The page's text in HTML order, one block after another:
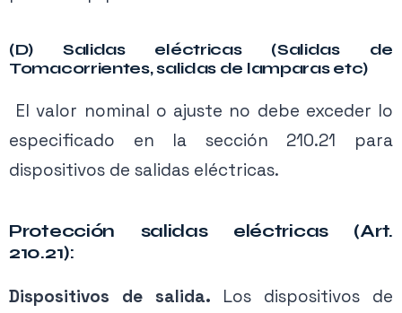
(D) Salidas eléctricas (Salidas de
Tomacorrientes, salidas de lamparas etc)
El valor nominal o ajuste no debe exceder lo
especificado en la sección 210.21 para
dispositivos de salidas eléctricas.
Protección salidas eléctricas (Art.
210.21):
Dispositivos de salida. Los dispositivos de